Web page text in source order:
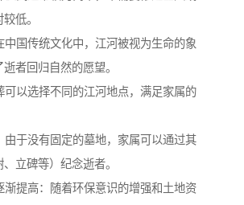
较低。
中国传统文化中，江河被视为生命的象
逝者回归自然的愿望。
可以选择不同的江河地点，满足家属的
由于没有固定的墓地，家属可以通过其
、立碑等）纪念逝者。
渐提高：随着环保意识的增强和土地资